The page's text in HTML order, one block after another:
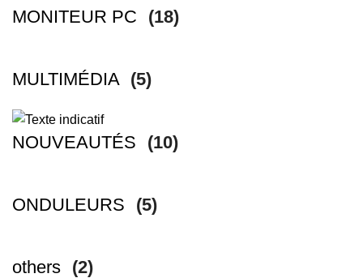
MONITEUR PC (18)
MULTIMÉDIA (5)
NOUVEAUTÉS (10)
ONDULEURS (5)
others (2)